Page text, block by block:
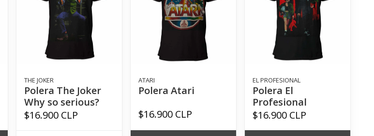
THE JOKER
Polera The Joker
Why so serious?
$16.900 CLP
ATARI
Polera Atari
$16.900 CLP
EL PROFESIONAL
Polera El
Profesional
$16.900 CLP